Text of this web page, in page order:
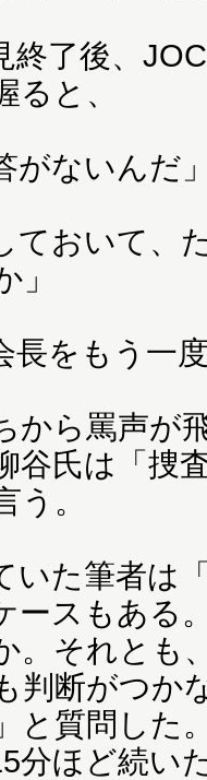
了後、
と、
がないんだ
ておいて、
」
長をもう一
ら罵声が
谷氏は「捜
う。
た筆者は
ースもある
。それとも
判断がつか
と質問した
分ほど続い